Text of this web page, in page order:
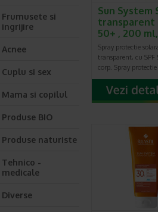
Sun System
transparent
50+ , 200
Spray protectie
transparent, cu
corp. Spray
Frumusete si
ingrijire
Acnee
Cuplu si sex
Mama si copilul
Produse BIO
Produse naturiste
Tehnico -
medicale
Diverse